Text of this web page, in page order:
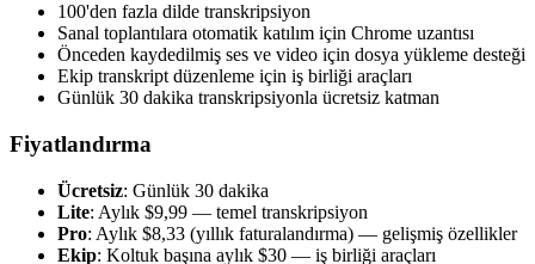
100'den fazla dilde transkripsiyon
Sanal toplantılara otomatik katılım için Chrome uzantısı
Önceden kaydedilmiş ses ve video için dosya yükleme desteği
Ekip transkript düzenleme için iş birliği araçları
Günlük 30 dakika transkripsiyonla ücretsiz katman
Fiyatlandırma
Ücretsiz: Günlük 30 dakika
Lite: Aylık $9,99 — temel transkripsiyon
Pro: Aylık $8,33 (yıllık faturalandırma) — gelişmiş özellikler
Ekip: Koltuk başına aylık $30 — iş birliği araçları